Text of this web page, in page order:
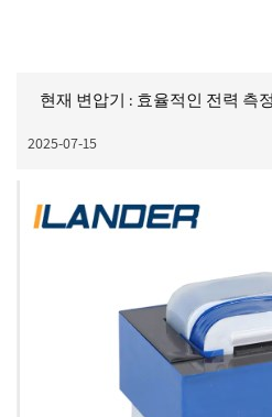
현재 변압기 : 효율적인 전력 측
2025-07-15